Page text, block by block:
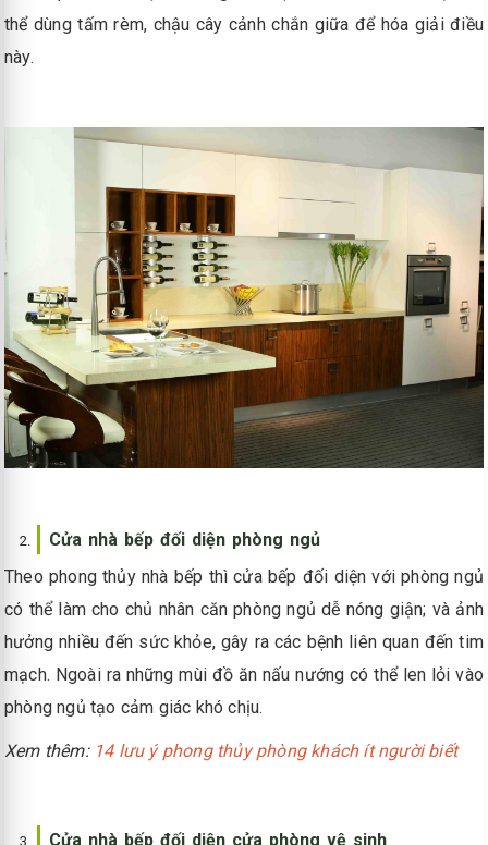
thể dùng tấm rèm, chậu cây cảnh chắn giữa để hóa giải điều
này.
Cửa nhà bếp đối diện phòng ngủ
Theo phong thủy nhà bếp thì cửa bếp đối diện với phòng ngủ
có thể làm cho chủ nhân căn phòng ngủ dễ nóng giận; và ảnh
hưởng nhiều đến sức khỏe, gây ra các bệnh liên quan đến tim
mạch. Ngoài ra những mùi đồ ăn nấu nướng có thể len lỏi vào
phòng ngủ tạo cảm giác khó chịu.
Xem thêm: 14 lưu ý phong thủy phòng khách ít người biết
Cửa nhà bếp đối diện cửa phòng vệ sinh